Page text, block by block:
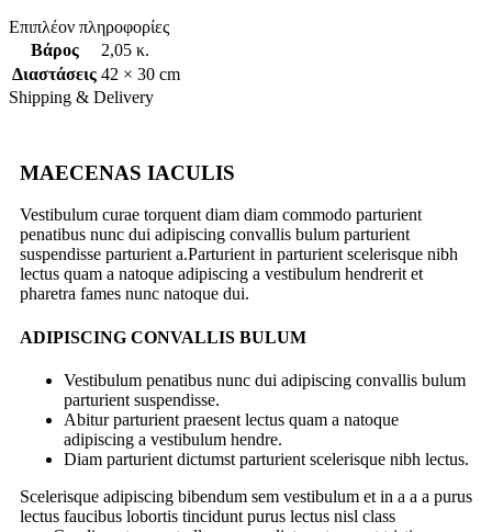
Επιπλέον πληροφορίες
Βάρος
2,05 κ.
Διαστάσεις 42 × 30 cm
Shipping & Delivery
MAECENAS IACULIS
Vestibulum curae torquent diam diam commodo parturient
penatibus nunc dui adipiscing convallis bulum parturient
suspendisse parturient a.Parturient in parturient scelerisque nibh
lectus quam a natoque adipiscing a vestibulum hendrerit et
pharetra fames nunc natoque dui.
ADIPISCING CONVALLIS BULUM
Vestibulum penatibus nunc dui adipiscing convallis bulum
parturient suspendisse.
Abitur parturient praesent lectus quam a natoque
adipiscing a vestibulum hendre.
Diam parturient dictumst parturient scelerisque nibh lectus.
Scelerisque adipiscing bibendum sem vestibulum et in a a a purus
lectus faucibus lobortis tincidunt purus lectus nisl class